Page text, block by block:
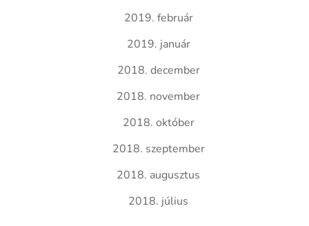
2019. február
2019. január
2018. december
2018. november
2018. október
2018. szeptember
2018. augusztus
2018. július